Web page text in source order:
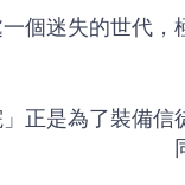
個迷失的世代
」正是為了裝備